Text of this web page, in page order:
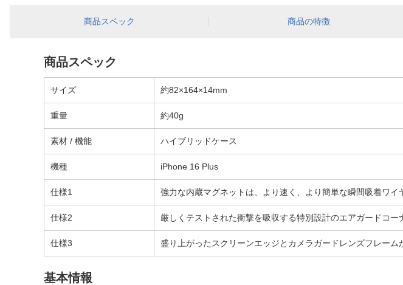
商品スペック 商品の特徴
商品スペック
サイズ 約82×164×14mm
重量 約40g
素材 / 機能 ハイブリッドケース
機種 iPhone 16 Plus
仕様1 強力な内蔵マグネットは、より速く、より簡単な瞬間吸着ワ
仕様2 厳しくテストされた衝撃を吸収する特別設計のエアガードコー
仕様3 盛り上がったスクリーンエッジとカメラガードレンズフレーム
基本情報